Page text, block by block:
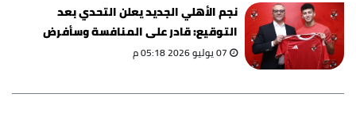
نجم الأهلي الجديد يعلن التحدي بعد
التوقيع: قادر على المنافسة وسأفرض
نفسي
07 يوليو 2026 05:18 م